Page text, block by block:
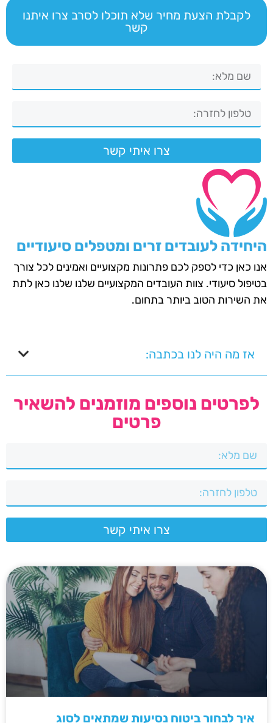
לקבלת הצעת מחיר שלא תוכלו לסרב צרו איתנו
קשר
צרו איתי קשר
היחידה לעובדים זרים ומטפלים סיעודיים
אנו כאן כדי לספק לכם פתרונות מקצועיים ואמינים לכל צורך
בטיפול סיעודי. צוות העובדים המקצועיים שלנו שלנו כאן לתת
את השירות הטוב ביותר בתחום.
אז מה היה לנו בכתבה:
לפרטים נוספים מוזמנים להשאיר
פרטים
צרו איתי קשר
איך לבחור ביטוח נסיעות שמתאים לסוג